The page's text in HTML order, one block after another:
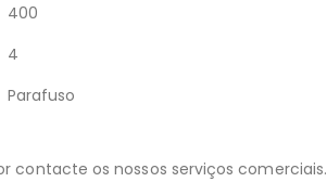
400
4
Parafuso
contacte os nossos serviços comerciais.